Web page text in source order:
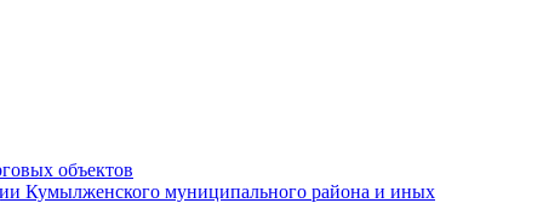
объектов
Кумылженского муниципального района и иных